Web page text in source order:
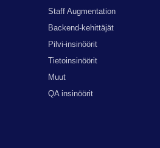
Staff Augmentation
Backend-kehittäjät
Pilvi-insinöörit
Tietoinsinöörit
Muut
QA insinöörit